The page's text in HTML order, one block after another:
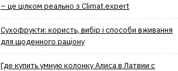
– це цілком реально з Climat.еxpert
Сухофрукти: користь, вибір і способи вживання
для щоденного раціону
Где купить умную колонку Алиса в Латвии с